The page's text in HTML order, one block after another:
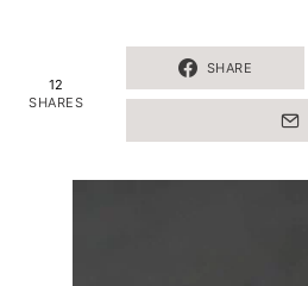
12
SHARES
SHARE